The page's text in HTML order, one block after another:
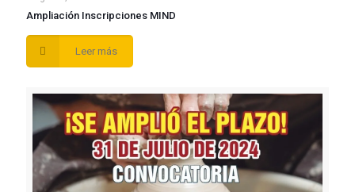
Ampliación Inscripciones MIND
Leer más